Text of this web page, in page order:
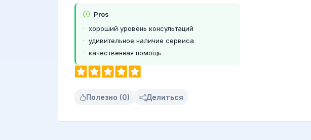
Pros
хороший уровень консультаций
удивительное наличие сервиса
качественная помощь
Полезно (0) Делиться